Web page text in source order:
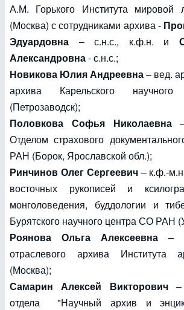
А.М. Горького Института мировой
(Москва) с сотрудниками архива -
Эдуардовна – с.н.с., к.ф.н. и
Александровна- с.н.с.;
Новикова Юлия Андреевна– вед.
архива Карельского
(Петрозаводск);
Половкова Софья Николаевна–
Отделом страхового
РАН (Борок, Ярославской обл.);
Ринчинов Олег Сергеевич– к.ф.-
восточных рукописей и
монголоведения, буддологии и
Бурятского научного центра СО РАН
Роянова Ольга Алексеевна –
отраслевого архива Института
(Москва);
Самарин Алексей Викторович–
отдела "Научный архив и